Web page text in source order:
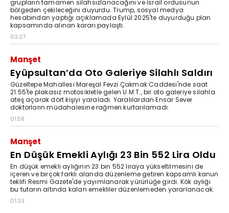
grupların tamamen silahsızlanacağını ve İsrail ordusunun
bölgeden çekileceğini duyurdu. Trump, sosyal medya
hesabından yaptığı açıklamada Eylül 2025'te duyurduğu plan
kapsamında alınan kararı paylaştı.
03:27
Manşet
Eyüpsultan’da Oto Galeriye Silahlı Saldırı
Güzeltepe Mahallesi Mareşal Fevzi Çakmak Caddesi'nde saat
21.55'te plakasız motosikletle gelen U.M.T., bir oto galeriye silahla
ateş açarak dört kişiyi yaraladı. Yaralılardan Ensar Sever
doktorların müdahalesine rağmen kurtarılamadı.
01:58
Manşet
En Düşük Emekli Aylığı 23 Bin 552 Lira Oldu
En düşük emekli aylığının 23 bin 552 liraya yükseltilmesini de
içeren ve birçok farklı alanda düzenleme getiren kapsamlı kanun
teklifi Resmi Gazete'de yayımlanarak yürürlüğe girdi. Kök aylığı
bu tutarın altında kalan emekliler düzenlemeden yararlanacak.
01:33